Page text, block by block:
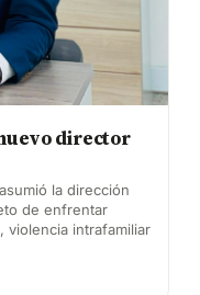
director
la dirección
de enfrentar
violencia intrafamiliar